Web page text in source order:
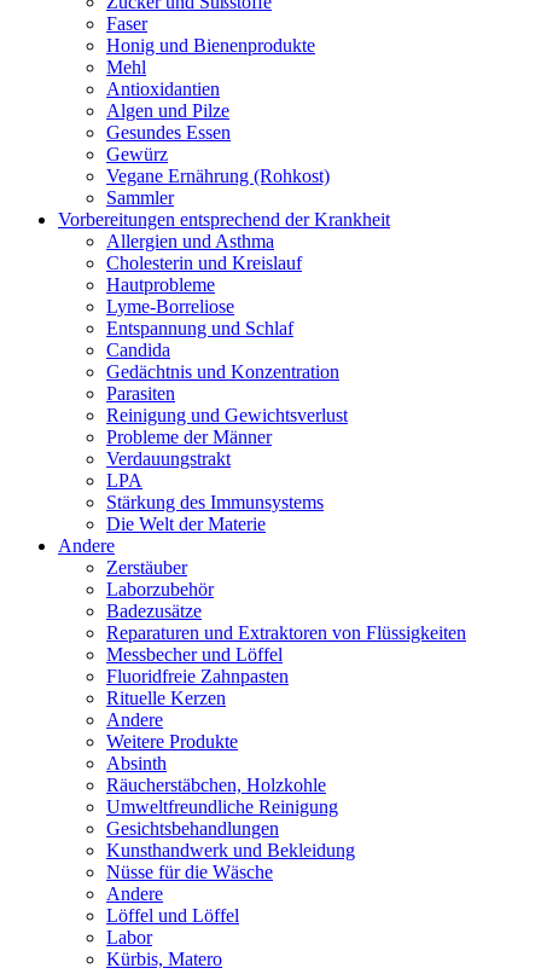
Faser
Honig und Bienenprodukte
Mehl
Antioxidantien
Algen und Pilze
Gesundes Essen
Gewürz
Vegane Ernährung (Rohkost)
Sammler
Vorbereitungen entsprechend der Krankheit
Allergien und Asthma
Cholesterin und Kreislauf
Hautprobleme
Lyme-Borreliose
Entspannung und Schlaf
Candida
Gedächtnis und Konzentration
Parasiten
Reinigung und Gewichtsverlust
Probleme der Männer
Verdauungstrakt
LPA
Stärkung des Immunsystems
Die Welt der Materie
Andere
Zerstäuber
Laborzubehör
Badezusätze
Reparaturen und Extraktoren von Flüssigkeiten
Messbecher und Löffel
Fluoridfreie Zahnpasten
Rituelle Kerzen
Andere
Weitere Produkte
Absinth
Räucherstäbchen, Holzkohle
Umweltfreundliche Reinigung
Gesichtsbehandlungen
Kunsthandwerk und Bekleidung
Nüsse für die Wäsche
Andere
Löffel und Löffel
Labor
Kürbis, Matero